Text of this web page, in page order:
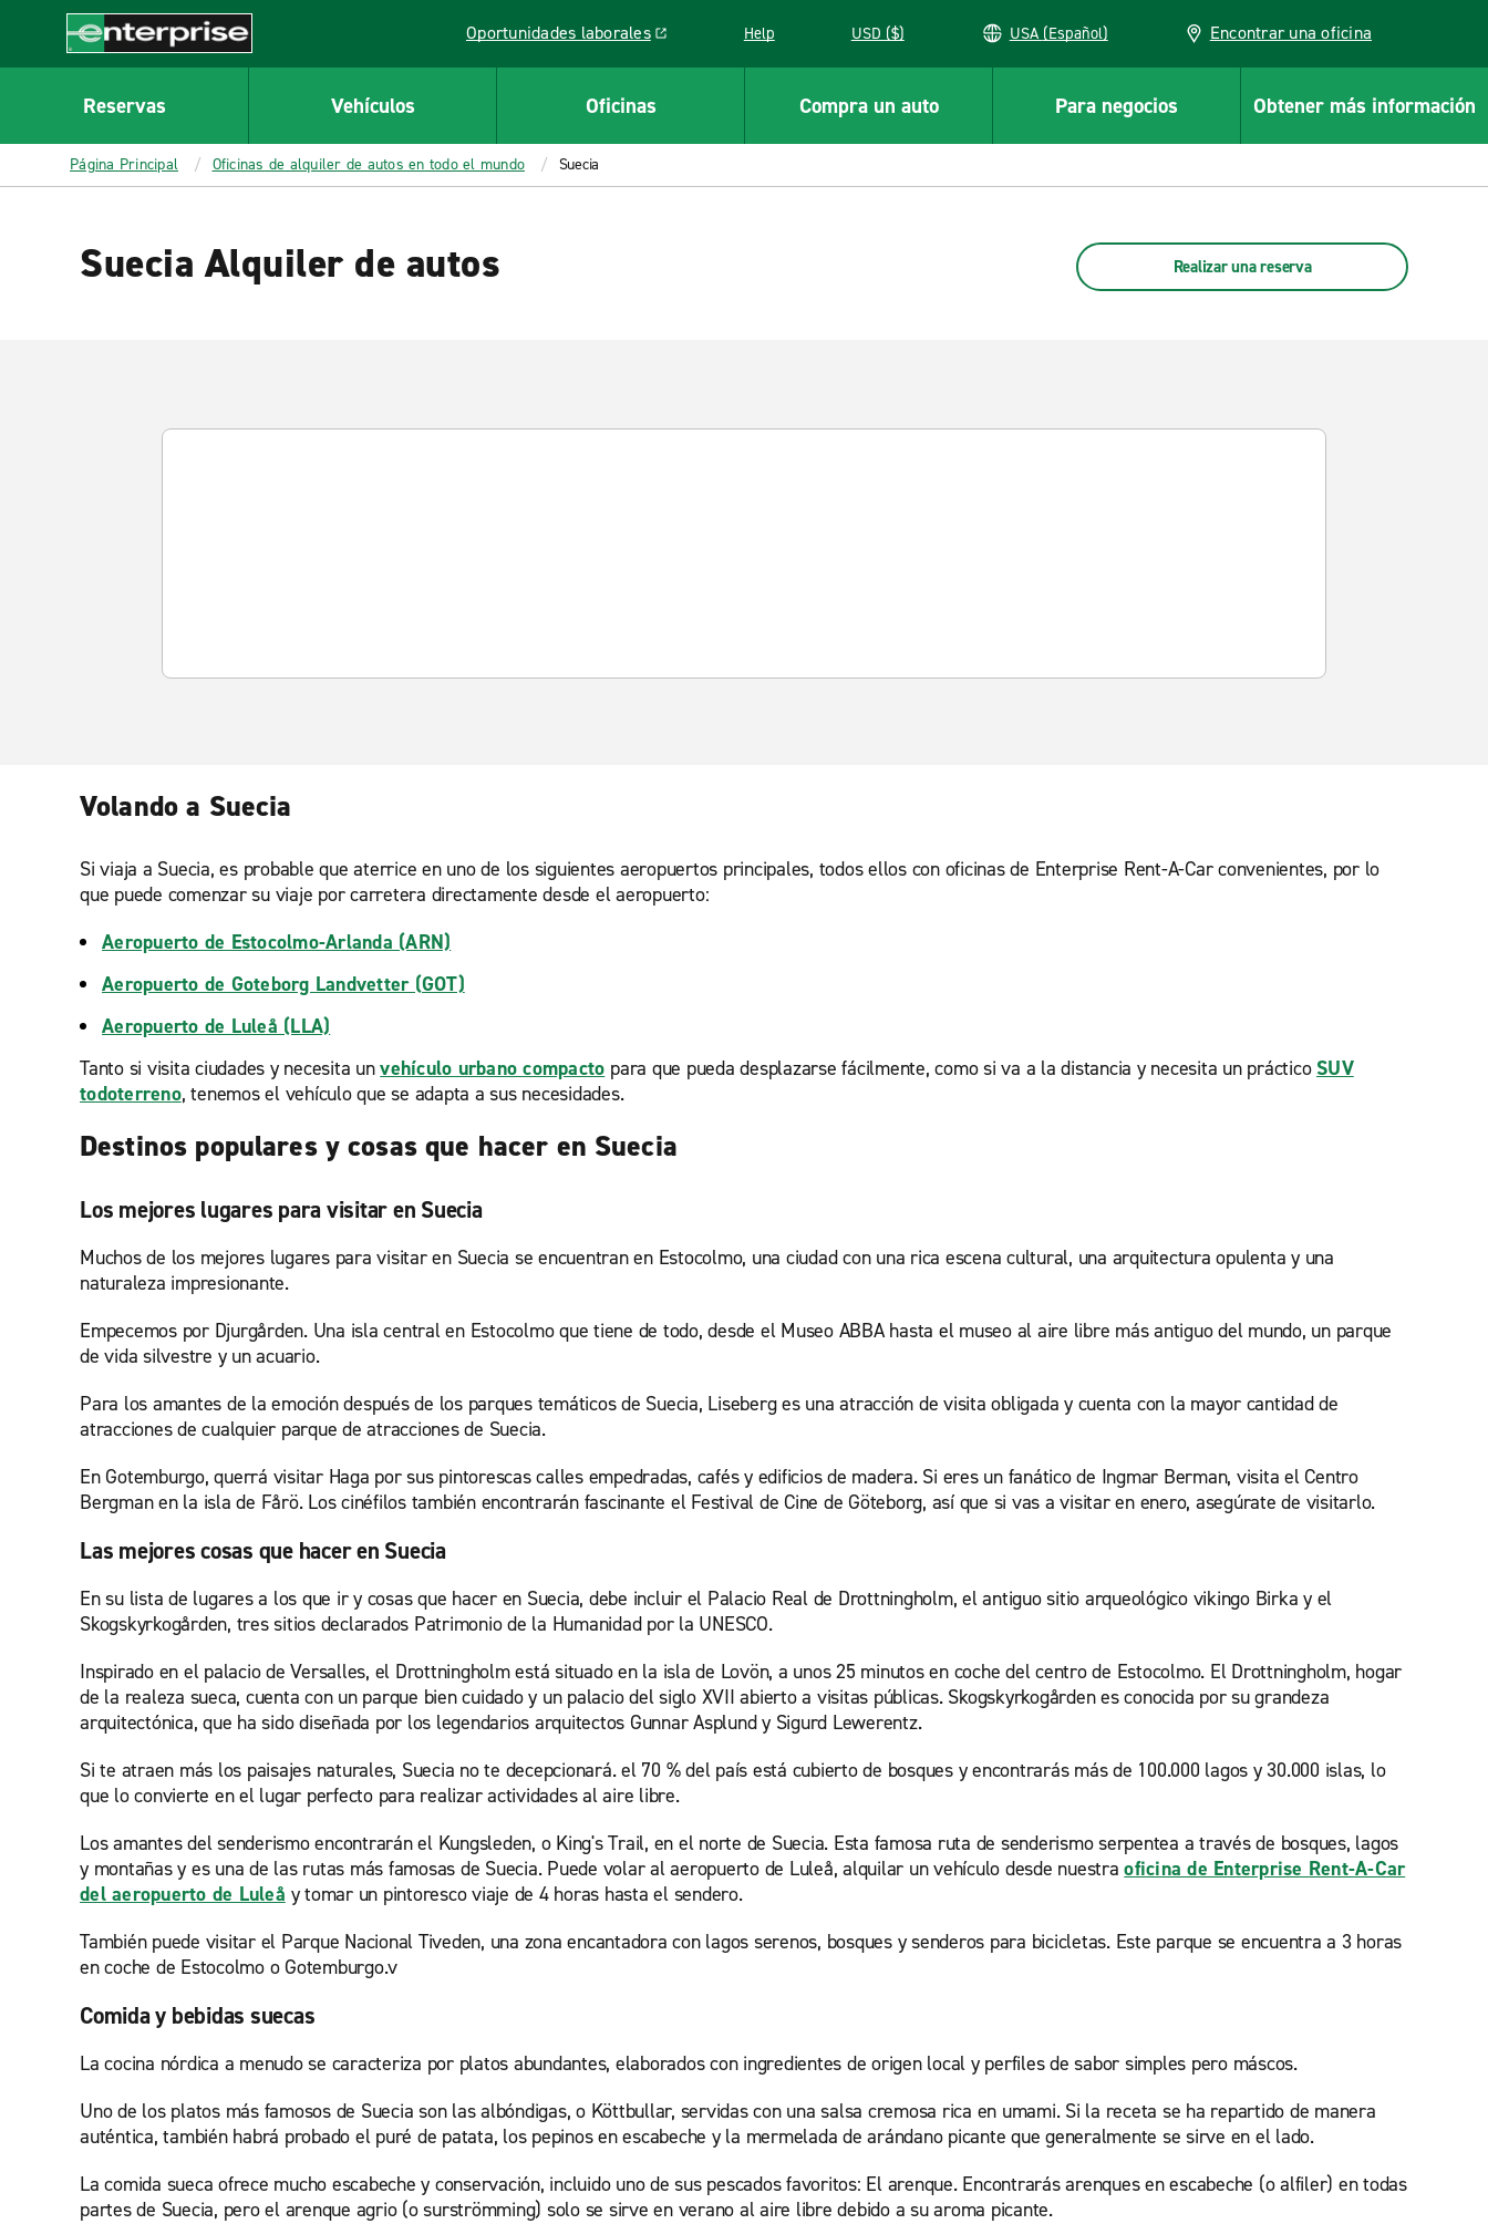
CONTENT
Enterprise
Oportunidades laborales
Link opens in a new window Help USD ($) USA (Español) Encontrar una oficina
Reservas Vehículos Oficinas Compra un auto Para negocios Obtener más información
Página Principal Oficinas de alquiler de autos en todo el mundo Suecia
Suecia Alquiler de autos Realizar una reserva
Volando a Suecia
Si viaja a Suecia, es probable que aterrice en uno de los siguientes aeropuertos principales, todos ellos con oficinas de Enterprise Rent-A-Car convenientes, por lo
que puede comenzar su viaje por carretera directamente desde el aeropuerto:
Aeropuerto de Estocolmo-Arlanda (ARN)
Aeropuerto de Goteborg Landvetter (GOT)
Aeropuerto de Luleå (LLA)
Tanto si visita ciudades y necesita unvehículo urbano compacto para que pueda desplazarse fácilmente, como si va a la distancia y necesita un práctico SUV
todoterreno, tenemos el vehículo que se adapta a sus necesidades.
Destinos populares y cosas que hacer en Suecia
Los mejores lugares para visitar en Suecia
Muchos de los mejores lugares para visitar en Suecia se encuentran en Estocolmo, una ciudad con una rica escena cultural, una arquitectura opulenta y una
naturaleza impresionante.
Empecemos por Djurgården. Una isla central en Estocolmo que tiene de todo, desde el Museo ABBA hasta el museo al aire libre más antiguo del mundo, un parque
de vida silvestre y un acuario.
Para los amantes de la emoción después de los parques temáticos de Suecia, Liseberg es una atracción de visita obligada y cuenta con la mayor cantidad de
atracciones de cualquier parque de atracciones de Suecia.
En Gotemburgo, querrá visitar Haga por sus pintorescas calles empedradas, cafés y edificios de madera. Si eres un fanático de Ingmar Berman, visita el Centro
Bergman en la isla de Fårö. Los cinéfilos también encontrarán fascinante el Festival de Cine de Göteborg, así que si vas a visitar en enero, asegúrate de visitarlo.
Las mejores cosas que hacer en Suecia
En su lista de lugares a los que ir y cosas que hacer en Suecia, debe incluir el Palacio Real de Drottningholm, el antiguo sitio arqueológico vikingo Birka y el
Skogskyrkogården, tres sitios declarados Patrimonio de la Humanidad por la UNESCO.
Inspirado en el palacio de Versalles, el Drottningholm está situado en la isla de Lovön, a unos 25 minutos en coche del centro de Estocolmo. El Drottningholm, hogar
de la realeza sueca, cuenta con un parque bien cuidado y un palacio del siglo XVII abierto a visitas públicas. Skogskyrkogården es conocida por su grandeza
arquitectónica, que ha sido diseñada por los legendarios arquitectos Gunnar Asplund y Sigurd Lewerentz.
Si te atraen más los paisajes naturales, Suecia no te decepcionará. el 70 % del país está cubierto de bosques y encontrarás más de 100.000 lagos y 30.000 islas, lo
que lo convierte en el lugar perfecto para realizar actividades al aire libre.
Los amantes del senderismo encontrarán el Kungsleden, o King's Trail, en el norte de Suecia. Esta famosa ruta de senderismo serpentea a través de bosques, lagos
y montañas y es una de las rutas más famosas de Suecia. Puede volar al aeropuerto de Luleå, alquilar un vehículo desde nuestraoficina de Enterprise Rent-A-Car
del aeropuerto de Luleå y tomar un pintoresco viaje de 4 horas hasta el sendero.
También puede visitar el Parque Nacional Tiveden, una zona encantadora con lagos serenos, bosques y senderos para bicicletas. Este parque se encuentra a 3 horas
en coche de Estocolmo o Gotemburgo.v
Comida y bebidas suecas
La cocina nórdica a menudo se caracteriza por platos abundantes, elaborados con ingredientes de origen local y perfiles de sabor simples pero máscos.
Uno de los platos más famosos de Suecia son las albóndigas, o Köttbullar, servidas con una salsa cremosa rica en umami. Si la receta se ha repartido de manera
auténtica, también habrá probado el puré de patata, los pepinos en escabeche y la mermelada de arándano picante que generalmente se sirve en el lado.
La comida sueca ofrece mucho escabeche y conservación, incluido uno de sus pescados favoritos: El arenque. Encontrarás arenques en escabeche (o alfiler) en todas
partes de Suecia, pero el arenque agrio (o surströmming) solo se sirve en verano al aire libre debido a su aroma picante.